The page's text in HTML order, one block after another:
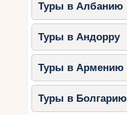
Туры в Албанию
Туры в Андорру
Туры в Армению
Туры в Болгарию